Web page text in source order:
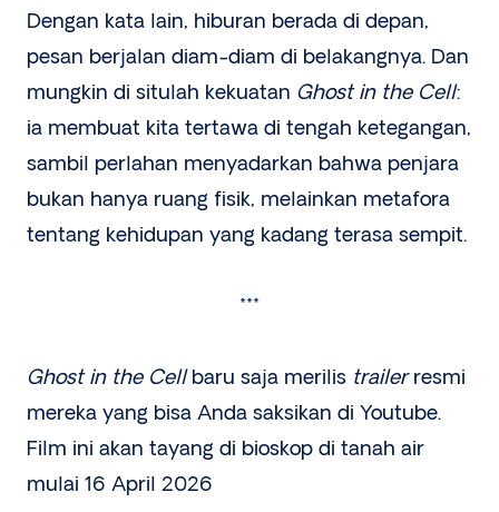
Dengan kata lain, hiburan berada di depan,
pesan berjalan diam-diam di belakangnya. Dan
mungkin di situlah kekuatan Ghost in the Cell:
ia membuat kita tertawa di tengah ketegangan,
sambil perlahan menyadarkan bahwa penjara
bukan hanya ruang fisik, melainkan metafora
tentang kehidupan yang kadang terasa sempit.
***
Ghost in the Cellbaru saja merilis trailerresmi
mereka yang bisa Anda saksikan di Youtube.
Film ini akan tayang di bioskop di tanah air
mulai 16 April 2026